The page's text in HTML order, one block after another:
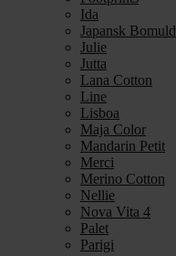
Ida
Japansk Bomuld
Julie
Jutta
Lana Cotton
Line
Lisboa
Maja Color
Mandarin Petit
Merci
Merino Cotton
Nellie
Nova Vita 4
Palet
Parigi